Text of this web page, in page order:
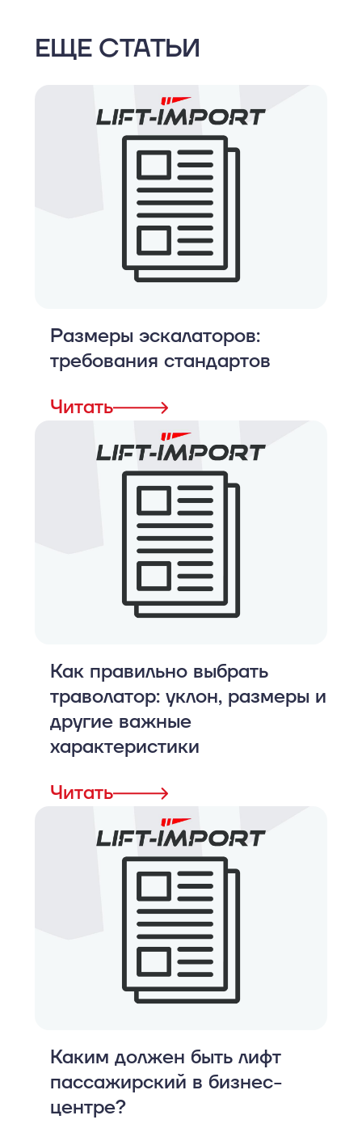
ЕЩЕ СТАТЬИ
Размеры эскалаторов:
требования стандартов
Читать
Как правильно выбрать
траволатор: уклон, размеры и
другие важные
характеристики
Читать
Каким должен быть лифт
пассажирский в бизнес-
центре?